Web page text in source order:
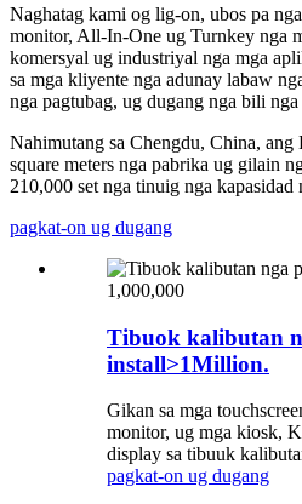
Naghatag kami og lig-on, ubos pa
monitor, All-In-One ug Turnkey nga
komersyal ug industriyal nga mga
sa mga kliyente nga adunay labaw
nga pagtubag, ug dugang nga bili nga
Nahimutang sa Chengdu, China, ang
square meters nga pabrika ug gilain
210,000 set nga tinuig nga kapasidad
pagkat-on ug dugang
1,000,000
Tibuok kalibutan
install>1Million.
Gikan sa mga
monitor, ug mga kiosk,
display sa tibuuk
pagkat-on ug dugang